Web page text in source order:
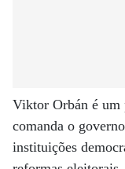
Viktor Orbán é
comanda o
instituições